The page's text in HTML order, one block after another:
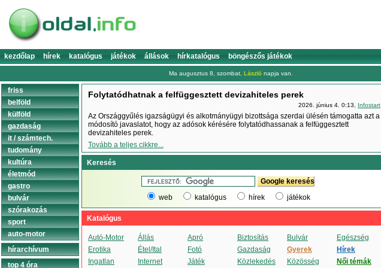
kezdőlap hírek katalógus játékok állások hírkatalógus böngészős játékok
Ma augusztus 8, szombat, László napja van.
Folytatódhatnak a felfüggesztett devizahiteles perek
2026. június 4. 0:13, Infostart
Az Országgyűlés igazságügyi és alkotmányügyi bizottsága szerdai ülésén támogatta azt a
módosító javaslatot, hogy az adósok kérésére folytatódhassanak a felfüggesztett
devizahiteles perek.
Tovább a teljes cikkre...
Keresés
web katalógus hírek játékok
Katalógus
Autó-Motor Állás Apró Biztosítás Bulvár
Egészség
Erotika
Étel/Ital Fotó Gazdaság Gyerek
Hírek
Ingatlan
Internet Játék Közlekedés Közösség
Női témák
friss
belföld
külföld
gazdaság
it / számtech.
tudomány
kultúra
életmód
gastro
bulvár
szórakozás
sport
auto-motor
hírarchívum
top 4 óra